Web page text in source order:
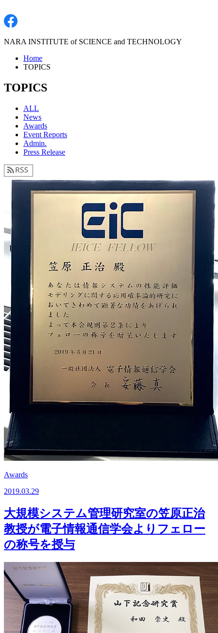
NARA INSTITUTE of SCIENCE and TECHNOLOGY
Home
TOPICS
TOPICS
ALL
News
Awards
Event Reports
Admin.
Press Release
Awards
2019.03.29
大規模システム管理研究室の笠原正治
教授が電子情報通信学会よりフェロー
の称号を授与